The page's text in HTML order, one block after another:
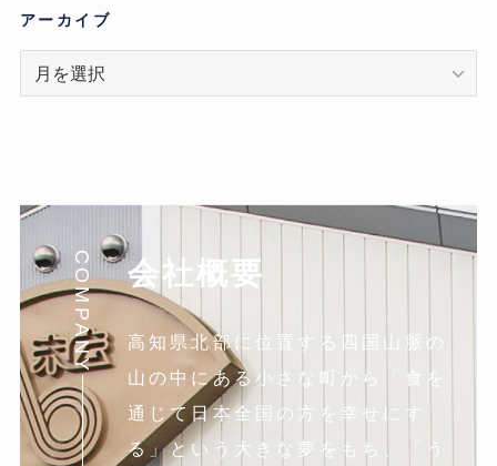
リ
アーカイブ
ア
COMPANY 会社概要
高知県北部に位置する四国山脈の
山の中にある小さな町から「食を
通じて日本全国の方を幸せにす
る」という大きな夢をもち、「う